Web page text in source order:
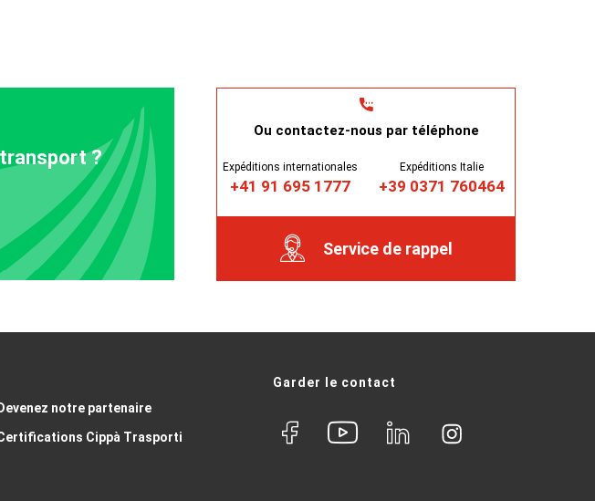
?
Ou contactez-nous par téléphone
Expéditions internationales
+41 91 695 1777
Expéditions Italie
+39 0371 760464
Service de rappel
Devenez notre partenaire
Cippà Trasporti
Garder le contact